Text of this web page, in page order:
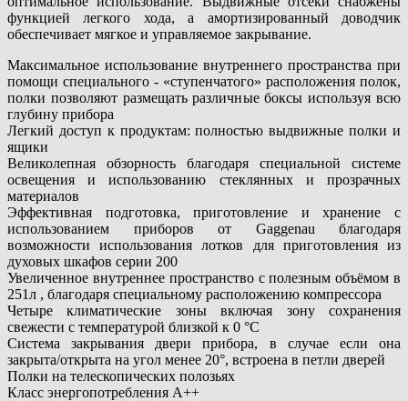
функцией легкого хода, а амортизированный доводчик
обеспечивает мягкое и управляемое закрывание.
Максимальное использование внутреннего пространства при
помощи специального - «ступенчатого» расположения полок,
полки позволяют размещать различные боксы используя всю
глубину прибора
Легкий доступ к продуктам: полностью выдвижные полки и
ящики
Великолепная обзорность благодаря специальной системе
освещения и использованию стеклянных и прозрачных
материалов
Эффективная подготовка, приготовление и хранение с
использованием приборов от Gaggenau благодаря
возможности использования лотков для приготовления из
духовых шкафов серии 200
Увеличенное внутреннее пространство с полезным объёмом в
251л , благодаря специальному расположению компрессора
Четыре климатические зоны включая зону сохранения
свежести с температурой близкой к 0 °C
Система закрывания двери прибора, в случае если она
закрыта/открыта на угол менее 20°, встроена в петли дверей
Полки на телескопических полозьях
Класс энергопотребления A++